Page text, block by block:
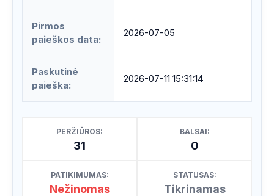
Pirmos
paieškos data:
2026-07-05
Paskutinė
paieška:
2026-07-11 15:31:14
PERŽIŪROS:
31
BALSAI:
0
PATIKIMUMAS:
Nežinomas
STATUSAS:
Tikrinamas